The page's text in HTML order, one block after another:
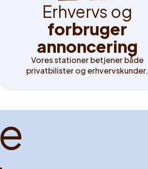
Erhvervs og
forbruger
annoncering
Vores stationer betjener både
privatbilister og erhvervskunder.